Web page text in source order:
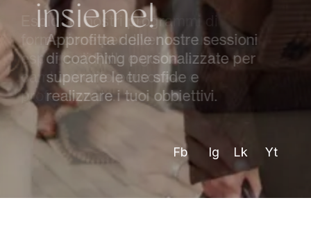
Fb Ig Lk Yt
nsieme!
Approfitta delle nostre sessioni
di coaching personalizzate per
superare le tue sfide e
realizzare i tuoi obbiettivi.